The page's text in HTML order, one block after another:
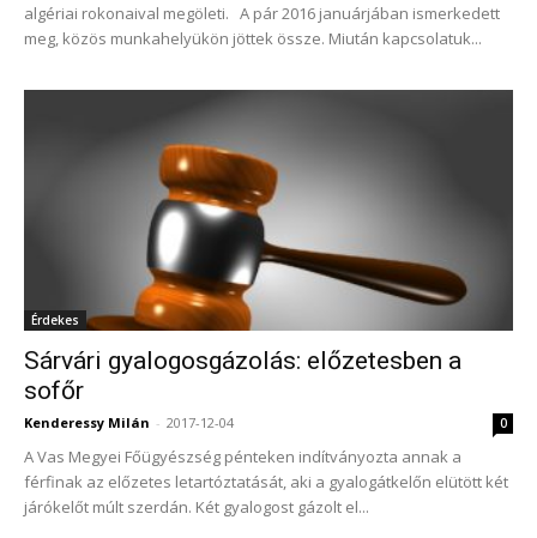
algériai rokonaival megöleti. A pár 2016 januárjában ismerkedett
meg, közös munkahelyükön jöttek össze. Miután kapcsolatuk...
Érdekes
Sárvári gyalogosgázolás: előzetesben a
sofőr
Kenderessy Milán - 2017-12-04 0
A Vas Megyei Főügyészség pénteken indítványozta annak a
férfinak az előzetes letartóztatását, aki a gyalogátkelőn elütött két
járókelőt múlt szerdán. Két gyalogost gázolt el...